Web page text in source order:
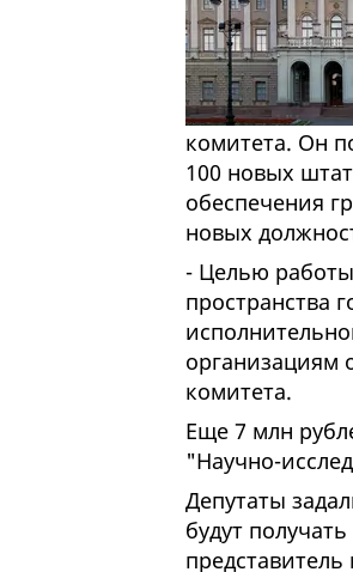
комитета. Он
100 новых
обеспечения
новых
- Целью работы
пространства
организациям
комитета.
Еще 7 млн
"Научно-
Депутаты
будут